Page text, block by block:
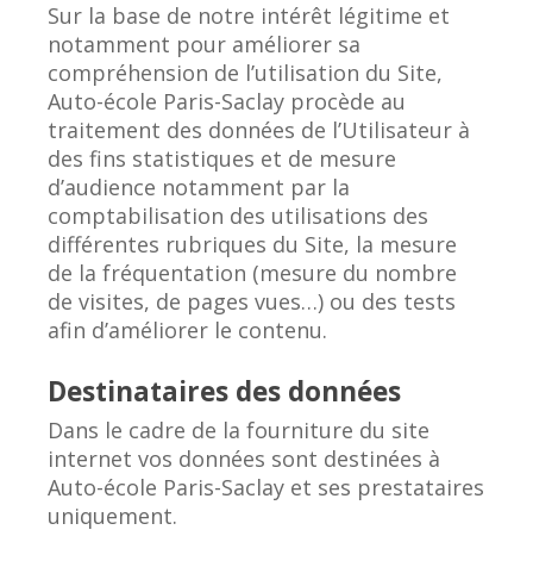
Sur la base de notre intérêt légitime et
notamment pour améliorer sa
compréhension de l’utilisation du Site,
Auto-école Paris-Saclay procède au
traitement des données de l’Utilisateur à
des fins statistiques et de mesure
d’audience notamment par la
comptabilisation des utilisations des
différentes rubriques du Site, la mesure
de la fréquentation (mesure du nombre
de visites, de pages vues…) ou des tests
afin d’améliorer le contenu.
Destinataires des données
Dans le cadre de la fourniture du site
internet vos données sont destinées à
Auto-école Paris-Saclay et ses prestataires
uniquement.